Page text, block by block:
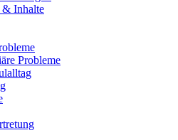
& Inhalte
Probleme